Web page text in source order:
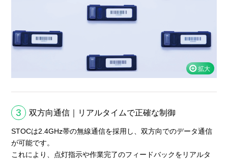
3 双方向通信｜リアルタイムで正確な制御
STOCは2.4GHz帯の無線通信を採用し、双方向でのデータ通信
が可能です。
これにより、点灯指示や作業完了のフィードバックをリアルタ